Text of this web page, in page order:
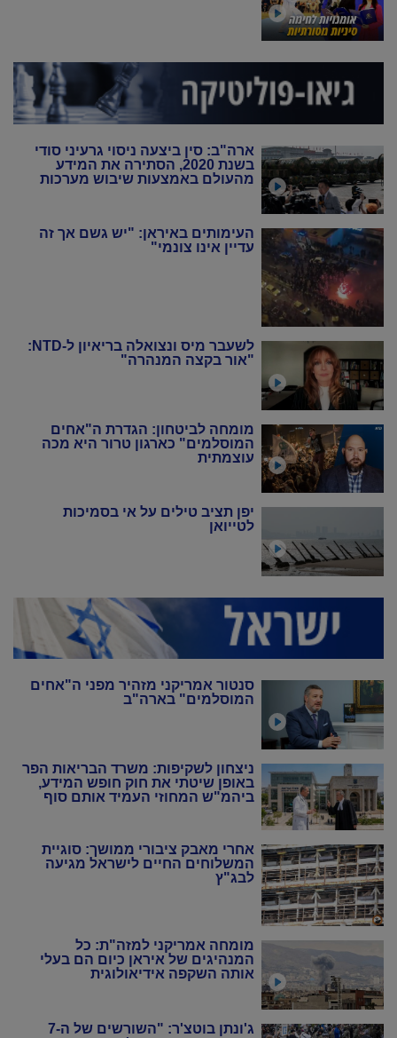
ארה"ב: סין ביצעה ניסוי גרעיני סודי
בשנת 2020, הסתירה את המידע
מהעולם באמצעות שיבוש מערכות
העימותים באיראן: "יש גשם אך זה
עדיין אינו צונמי"
לשעבר מיס ונצואלה בריאיון ל-NTD:
"אור בקצה המנהרה"
מומחה לביטחון: הגדרת ה"אחים
המוסלמים" כארגון טרור היא מכה
עוצמתית
יפן תציב טילים על אי בסמיכות
לטייואן
סנטור אמריקני מזהיר מפני ה"אחים
המוסלמים" בארה"ב
ניצחון לשקיפות: משרד הבריאות הפר
באופן שיטתי את חוק חופש המידע,
ביהמ"ש המחוזי העמיד אותם סוף
אחרי מאבק ציבורי ממושך: סוגיית
המשלוחים החיים לישראל מגיעה
לבג"ץ
מומחה אמריקני למזה"ת: כל
המנהיגים של איראן כיום הם בעלי
אותה השקפה אידיאולוגית
ג'ונתן בוטצ'ר: "השורשים של ה-7